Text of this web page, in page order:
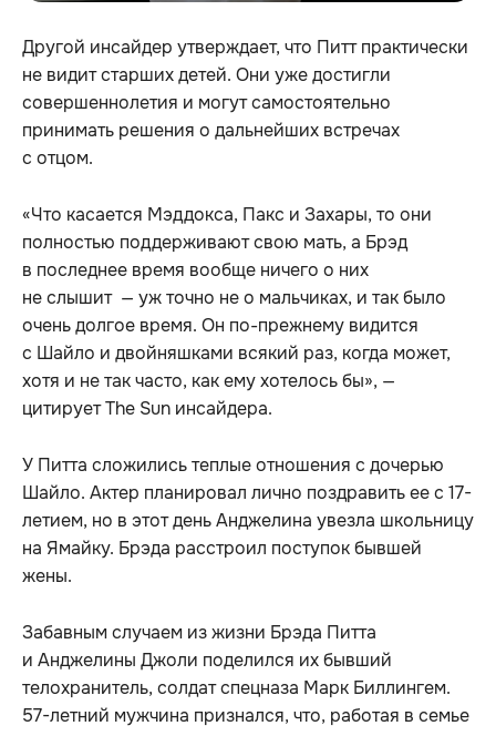
Другой инсайдер утверждает, что Питт практически
не видит старших детей. Они уже достигли
совершеннолетия и могут самостоятельно
принимать решения о дальнейших встречах
с отцом.
«Что касается Мэддокса, Пакс и Захары, то они
полностью поддерживают свою мать, а Брэд
в последнее время вообще ничего о них
не слышит — уж точно не о мальчиках, и так было
очень долгое время. Он по-прежнему видится
с Шайло и двойняшками всякий раз, когда может,
хотя и не так часто, как ему хотелось бы», —
цитирует The Sun инсайдера.
У Питта сложились теплые отношения с дочерью
Шайло. Актер планировал лично поздравить ее с 17-
летием, но в этот день Анджелина увезла школьницу
на Ямайку. Брэда расстроил поступок бывшей
жены.
Забавным случаем из жизни Брэда Питта
и Анджелины Джоли поделился их бывший
телохранитель, солдат спецназа Марк Биллингем.
57-летний мужчина признался, что, работая в семье